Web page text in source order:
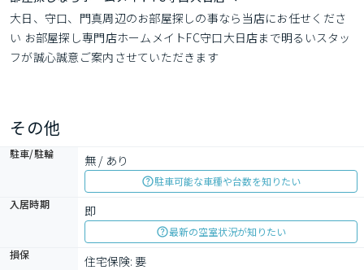
大日、守口、門真周辺のお部屋探しの事なら当店にお任せくださ
い お部屋探し専門店ホームメイトFC守口大日店まで明るいスタッ
フが誠心誠意ご案内させていただきます
その他
駐車/駐輪 無 / あり
駐車可能な車種や台数を知りたい
入居時期
即
最新の空室状況が知りたい
損保
住宅保険: 要